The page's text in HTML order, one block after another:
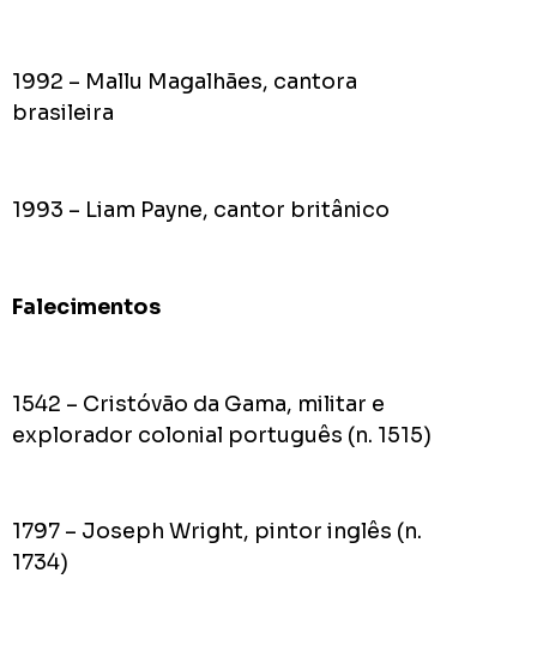
1992 – Mallu Magalhães, cantora
brasileira
1993 – Liam Payne, cantor britânico
Falecimentos
1542 – Cristóvão da Gama, militar e
explorador colonial português (n. 1515)
1797 – Joseph Wright, pintor inglês (n.
1734)